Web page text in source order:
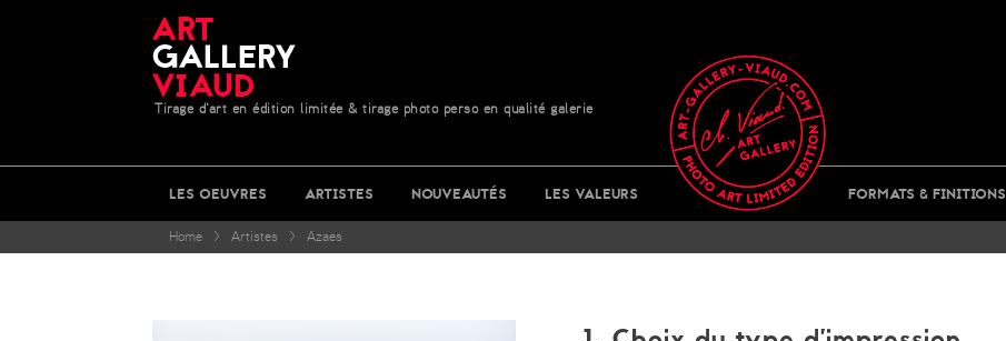
Tirage d'art en édition limitée & tirage photo perso en qualité galerie
LES OEUVRES ARTISTES NOUVEAUTÉS LES VALEURS FORMATS & FINITIONS
Home > Artistes > Azaes